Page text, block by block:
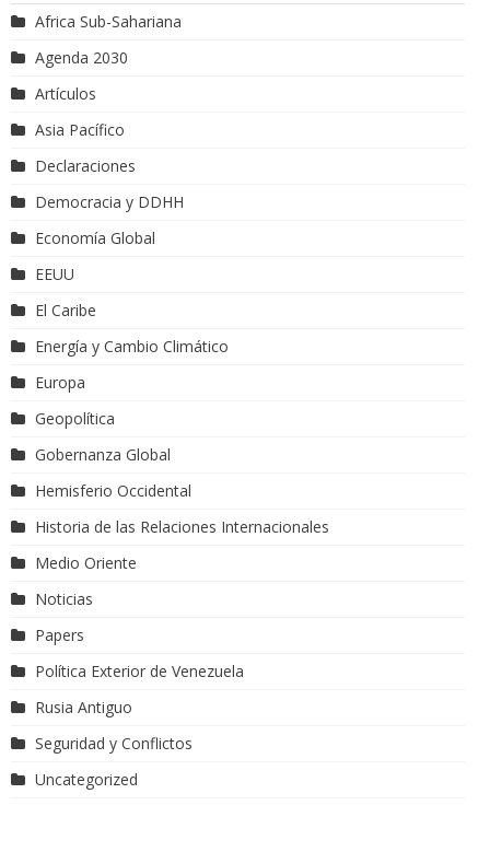
Africa Sub-Sahariana
Agenda 2030
Artículos
Asia Pacífico
Declaraciones
Democracia y DDHH
Economía Global
EEUU
El Caribe
Energía y Cambio Climático
Europa
Geopolítica
Gobernanza Global
Hemisferio Occidental
Historia de las Relaciones Internacionales
Medio Oriente
Noticias
Papers
Política Exterior de Venezuela
Rusia Antiguo
Seguridad y Conflictos
Uncategorized